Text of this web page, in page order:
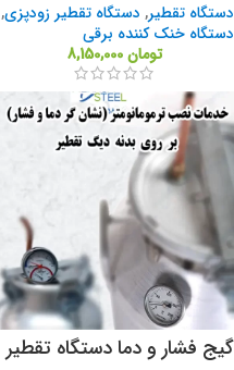
دستگاه تقطیر, دستگاه تقطیر زودپزی,
دستگاه خنک کننده برقی
تومان
گیج فشار و دما دستگاه تقطیر